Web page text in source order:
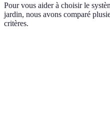
Pour vous aider à choisir le
jardin, nous avons comparé
critères.